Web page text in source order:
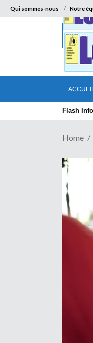
Qui sommes-nous Notre
ACCUEIL
Flash
Home